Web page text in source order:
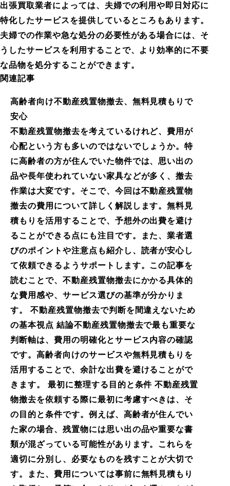
出張買取業者によっては、夫婦での利用や即日対応に
特化したサービスを提供しているところもあります。
夫婦での作業や急な処分の必要性がある場合には、そ
うしたサービスを利用することで、より効率的に不要
な品物を処分することができます。
関連記事
高齢者向け不動産残置物撤去、無料見積もりで
安心
不動産残置物撤去を考えているけれど、費用が
心配という方も多いのではないでしょうか。特
に高齢者の方が住んでいた物件では、思い出の
品や長年使われていない家具などが多く、撤去
作業は大変です。そこで、今回は不動産残置物
撤去の費用について詳しく解説します。無料見
積もりを活用することで、予想外の出費を避け
ることができる点にも注目です。また、業者選
びのポイントや注意点も紹介し、読者が安心し
て依頼できるようサポートします。この記事を
読むことで、不動産残置物撤去にかかる具体的
な費用感や、サービス選びの基準が分かりま
す。 不動産残置物撤去で判断を間違えないため
の基本視点 結論不動産残置物撤去で最も重要な
判断軸は、費用の明確化とサービス内容の確認
です。高齢者向けのサービスや無料見積もりを
活用することで、余計な出費を避けることがで
きます。 最初に整理する目的と条件 不動産残置
物撤去を依頼する際に最初に考慮すべきは、そ
の目的と条件です。例えば、高齢者が住んでい
た家の場合、残置物には思い出の品や重要な書
類が混ざっている可能性があります。これらを
適切に分別し、必要なものを残すことが大切で
す。また、費用については事前に無料見積もり